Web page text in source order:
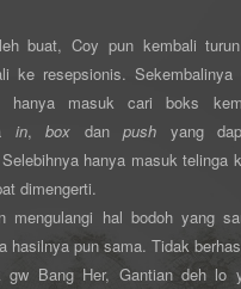
buat, Coy pun kembali
ke resepsionis.
hanya masuk cari boks
in,box danpush yang
hanya masuk telinga
dimengerti.
mengulangi hal bodoh yang
hasilnya pun sama. Tidak
gw Bang Her, Gantian deh lo